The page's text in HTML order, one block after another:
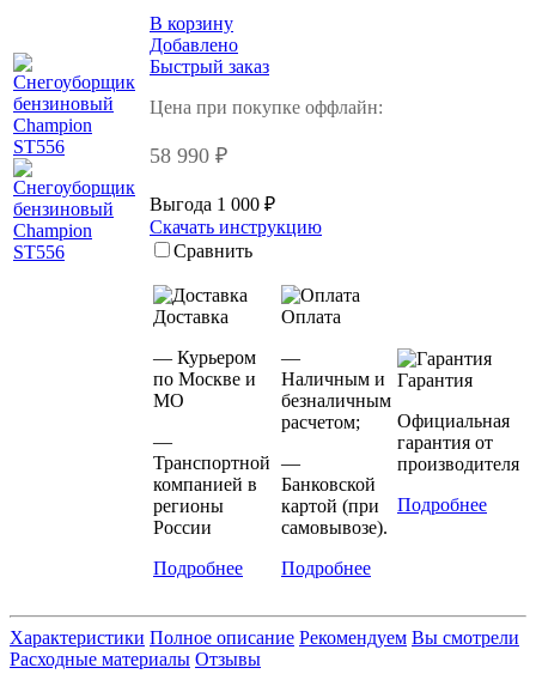
В корзину
Добавлено
Быстрый заказ
Цена при покупке оффлайн:
58 990 ₽
Выгода 1 000 ₽
Скачать инструкцию
Сравнить
Доставка
— Курьером
по Москве и
МО
—
Транспортной
компанией в
регионы
России
Подробнее
Оплата
—
Наличным и
безналичным
расчетом;
—
Банковской
картой (при
самовывозе).
Подробнее
Гарантия
Официальная
гарантия от
производителя
Подробнее
Характеристики Полное описание Рекомендуем Вы смотрели
Расходные материалы Отзывы